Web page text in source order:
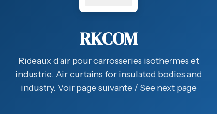
RKCOM
Rideaux d’air pour carrosseries isothermes et
industrie. Air curtains for insulated bodies and
industry. Voir page suivante / See next page